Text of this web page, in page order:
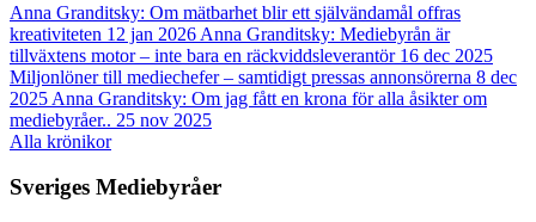
Anna Granditsky: Om mätbarhet blir ett självändamål offras
kreativiteten 12 jan 2026 Anna Granditsky: Mediebyrån är
tillväxtens motor – inte bara en räckviddsleverantör16 dec 2025
Miljonlöner till mediechefer – samtidigt pressas annonsörerna 8 dec
2025 Anna Granditsky: Om jag fått en krona för alla åsikter om
mediebyråer.. 25 nov 2025
Alla krönikor
Sveriges Mediebyråer